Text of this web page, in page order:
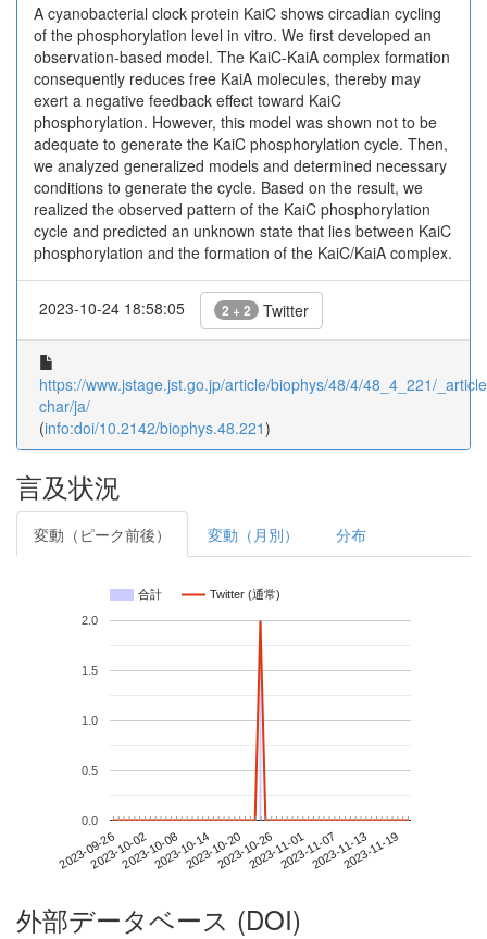
A cyanobacterial clock protein KaiC shows circadian cycling
of the phosphorylation level in vitro. We first developed an
observation-based model. The KaiC-KaiA complex formation
consequently reduces free KaiA molecules, thereby may
exert a negative feedback effect toward KaiC
phosphorylation. However, this model was shown not to be
adequate to generate the KaiC phosphorylation cycle. Then,
we analyzed generalized models and determined necessary
conditions to generate the cycle. Based on the result, we
realized the observed pattern of the KaiC phosphorylation
cycle and predicted an unknown state that lies between KaiC
phosphorylation and the formation of the KaiC/KaiA complex.
2023-10-24 18:58:05 2 + 2 Twitter
https://www.jstage.jst.go.jp/article/biophys/48/4/48_4_221/
char/ja/
(info:doi/10.2142/biophys.48.221)
言及状況
変動（ピーク前後） 変動（月別） 分布
合計 Twitter (通常)
2023-09-262023-10-022023-10-082023-10-142023-10-202023-10-262023-11-012023-11-072023-11-132023-11-19
0.0
0.5
1.0
1.5
2.0
外部データベース (DOI)